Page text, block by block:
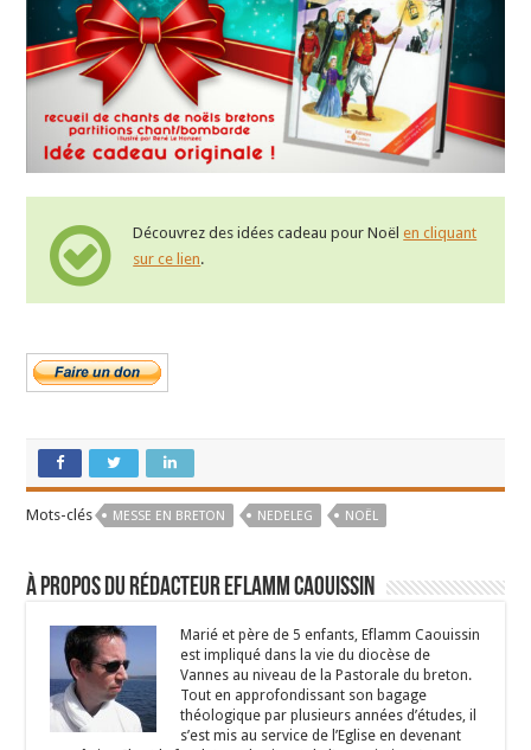
Découvrez des idées cadeau pour Noëlen cliquant
sur ce lien.
Mots-clés MESSE EN BRETON NEDELEG NOËL
À propos du rédacteur Eflamm Caouissin
Marié et père de 5 enfants, Eflamm Caouissin
est impliqué dans la vie du diocèse de
Vannes au niveau de la Pastorale du breton.
Tout en approfondissant son bagage
théologique par plusieurs années d’études, il
s’est mis au service de l’Eglise en devenant